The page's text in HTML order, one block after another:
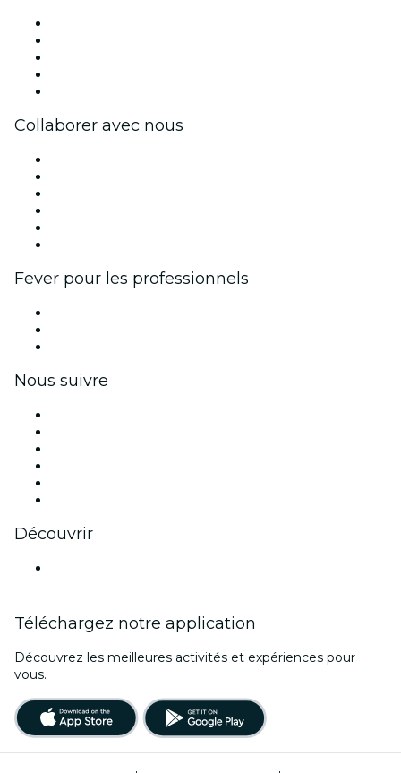
Collaborer avec nous
Fever pour les professionnels
Nous suivre
Découvrir
Téléchargez notre application
Découvrez les meilleures activités et expériences pour
vous.